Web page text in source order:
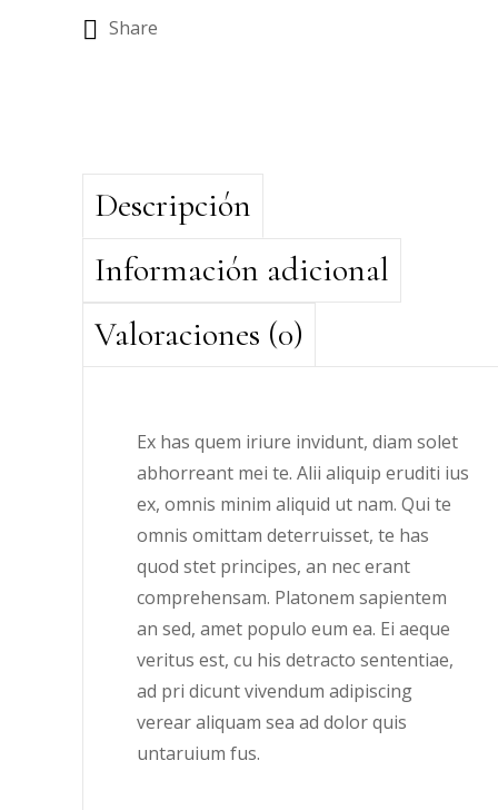
Share
Descripción
Información adicional
Valoraciones (0)
Ex has quem iriure invidunt, diam solet
abhorreant mei te. Alii aliquip eruditi ius
ex, omnis minim aliquid ut nam. Qui te
omnis omittam deterruisset, te has
quod stet principes, an nec erant
comprehensam. Platonem sapientem
an sed, amet populo eum ea. Ei aeque
veritus est, cu his detracto sententiae,
ad pri dicunt vivendum adipiscing
verear aliquam sea ad dolor quis
untaruium fus.